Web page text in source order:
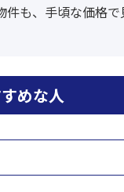
件も、手頃な価格
めな人